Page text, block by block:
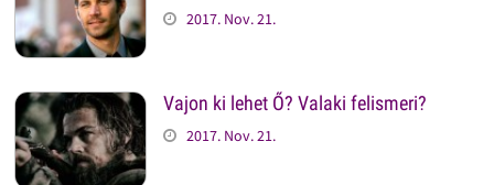
2017. Nov. 21.
Vajon ki lehet Ő? Valaki felismeri?
2017. Nov. 21.